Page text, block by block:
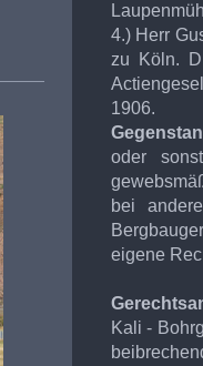
4.) Herr
zu Köln.
1906.
oder
bei
eigene
Kali -